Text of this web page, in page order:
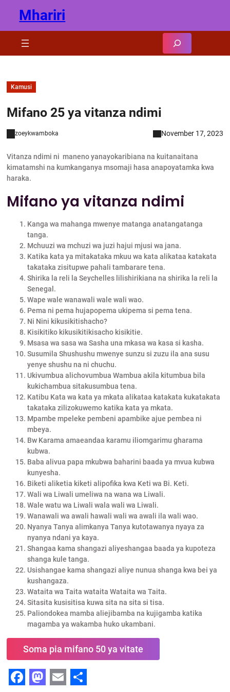
content
Mhariri
Kamusi
Mifano 25 ya vitanza ndimi
zoeykwamboka November 17, 2023
Vitanza ndimi ni maneno yanayokaribiana na kuitanaitana
kimatamshi na kumkanganya msomaji hasa anapoyatamka kwa
haraka.
Mifano ya vitanza ndimi
Kanga wa mahanga mwenye matanga anatangatanga
tanga.
Mchuuzi wa mchuzi wa juzi hajui mjusi wa jana.
Katika kata ya mitakataka mkuu wa kata alikataa katakata
takataka zisitupwe pahali tambarare tena.
Shirika la reli la Seychelles lilishirikiana na shirika la reli la
Senegal.
Wape wale wanawali wale wali wao.
Pema ni pema hujapopema ukipema si pema tena.
Ni Nini kikusikitishacho?
Kisikitiko kikusikitikisacho kisikitie.
Msasa wa sasa wa Sasha una mkasa wa kasa si kasha.
Susumila Shushushu mwenye sunzu si zuzu ila ana susu
yenye shushu na ni chuchu.
Ukivumbua alichovumbua Wambua akila kitumbua bila
kukichambua sitakusumbua tena.
Katibu Kata wa kata ya mkata alikataa katakata kukatakata
takataka zilizokuwemo katika kata ya mkata.
Mpambe mpeleke pembeni apambike ajue pembea ni
mbeya.
Bw Karama amaeandaa karamu iliomgarimu gharama
kubwa.
Baba alivua papa mkubwa baharini baada ya mvua kubwa
kunyesha.
Biketi aliketia kiketi alipofika kwa Keti wa Bi. Keti.
Wali wa Liwali umeliwa na wana wa Liwali.
Wale watu wa Liwali wala wali wa Liwali.
Wanawali wa awali hawali wali wa awali ila wali wao.
Nyanya Tanya alimkanya Tanya kutotawanya nyaya za
nyanya ndani ya kaya.
Shangaa kama shangazi aliyeshangaa baada ya kupoteza
shanga kule tanga.
Usishangae kama shangazi aliye nunua shanga kwa bei ya
kushangaza.
Wataita wa Taita wataita Wataita wa Taita.
Sitasita kusisitisa kuwa sita na sita si tisa.
Paliondokea mamba aliejibamba na kujigamba katika
magamba ya wakamba huko ukambani.
Soma pia mifano 50 ya vitate